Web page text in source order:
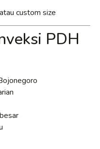
custom size
PDH